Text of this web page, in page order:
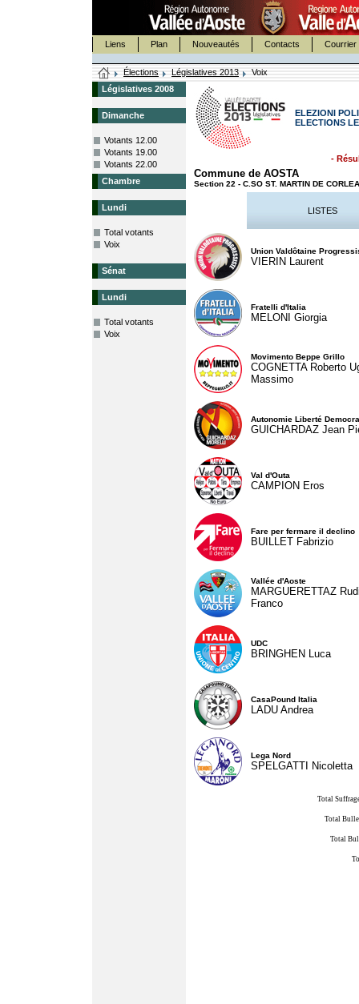
Liens Plan Nouveautés Contacts Courrier
Élections Législatives 2013
Voix
Législatives 2008
Dimanche
Votants 12.00
Votants 19.00
Votants 22.00
Chambre
Lundi
Total votants
Voix
Sénat
Lundi
Total votants
Voix
ELEZIONI
ELECTIONS
-
Commune de AOSTA
Section 22 - C.SO ST. MARTIN DE
LISTES
Union Valdôtaine
VIERIN Laurent
Fratelli d'Italia
MELONI Giorgia
Movimento Beppe Grillo
COGNETTA Roberto
Massimo
Autonomie Liberté
GUICHARDAZ Jean
Val d'Outa
CAMPION Eros
Fare per fermare il declino
BUILLET Fabrizio
Vallée d'Aoste
MARGUERETTAZ
Franco
UDC
BRINGHEN Luca
CasaPound Italia
LADU Andrea
Lega Nord
SPELGATTI Nicoletta
Total
Total
Total